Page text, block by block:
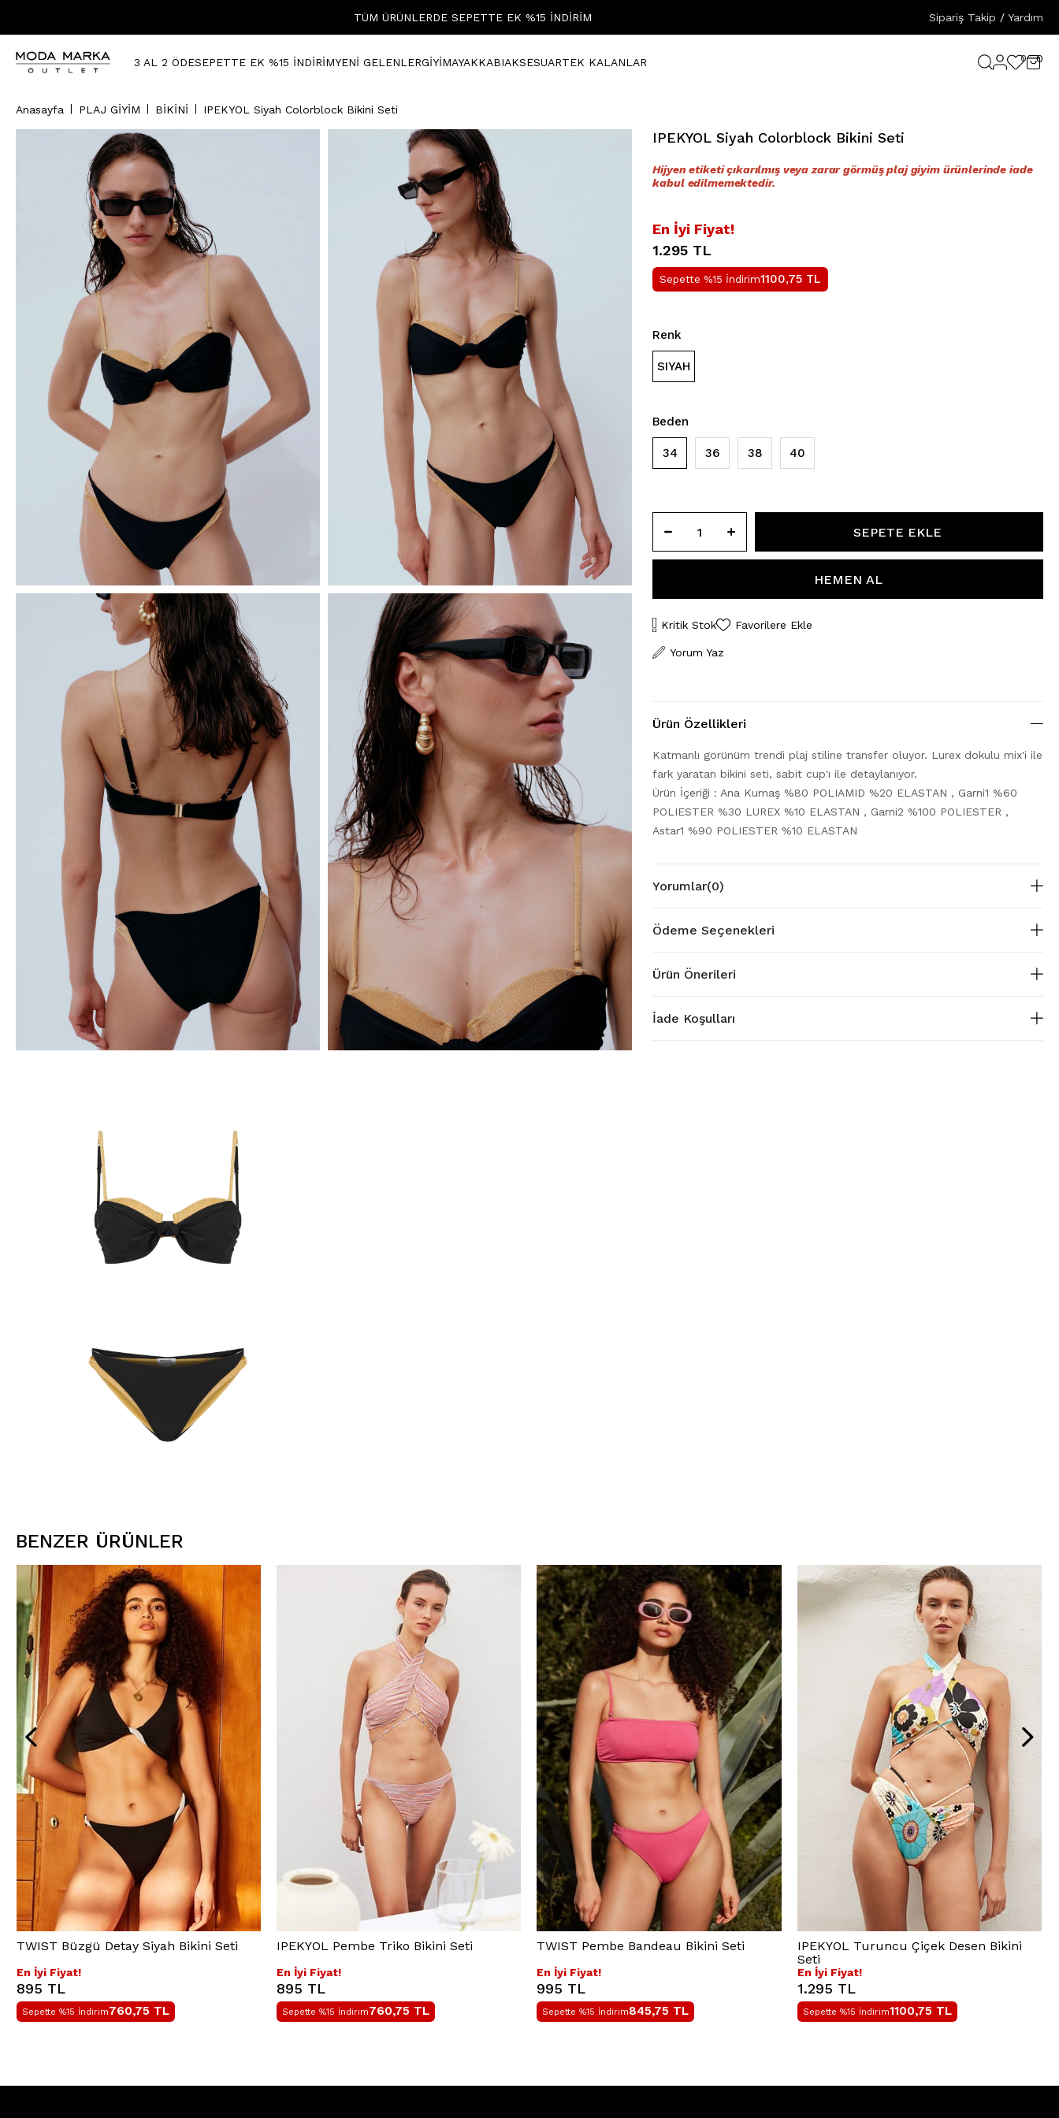
TÜM ÜRÜNLERDE SEPETTE EK %15 İNDİRİM Sipariş Takip / Yardım
3 AL 2 ÖDESEPETTE EK %15 İNDİRİMYENİ GELENLERGİYİMAYAKKABIAKSESUARTEK KALANLAR 0 0
Anasayfa PLAJ GİYİM BİKİNİ IPEKYOL Siyah Colorblock Bikini Seti
IPEKYOL Siyah Colorblock Bikini Seti
Hijyen etiketi çıkarılmış veya zarar görmüş plaj giyim ürünlerinde iade
kabul edilmemektedir.
En İyi Fiyat!
1.295 TL
Sepette %15 İndirim1100,75 TL
Renk
SIYAH
Beden
34 36 38 40
Kritik Stok Favorilere Ekle
Yorum Yaz
Ürün Özellikleri
Katmanlı görünüm trendi plaj stiline transfer oluyor. Lurex dokulu mix'i ile
fark yaratan bikini seti, sabit cup'ı ile detaylanıyor.
Ürün İçeriği : Ana Kumaş %80 POLIAMID %20 ELASTAN , Garni1 %60
POLIESTER %30 LUREX %10 ELASTAN , Garni2 %100 POLIESTER ,
Astar1 %90 POLIESTER %10 ELASTAN
Yorumlar(0)
Ödeme Seçenekleri
Ürün Önerileri
İade Koşulları
BENZER ÜRÜNLER
TWIST Büzgü Detay Siyah Bikini Seti
En İyi Fiyat!
895 TL
Sepette %15 İndirim760,75 TL
IPEKYOL Pembe Triko Bikini Seti
En İyi Fiyat!
895 TL
Sepette %15 İndirim760,75 TL
TWIST Pembe Bandeau Bikini Seti
En İyi Fiyat!
995 TL
Sepette %15 İndirim845,75 TL
IPEKYOL Turuncu Çiçek Desen Bikini
Seti
En İyi Fiyat!
1.295 TL
Sepette %15 İndirim1100,75 TL